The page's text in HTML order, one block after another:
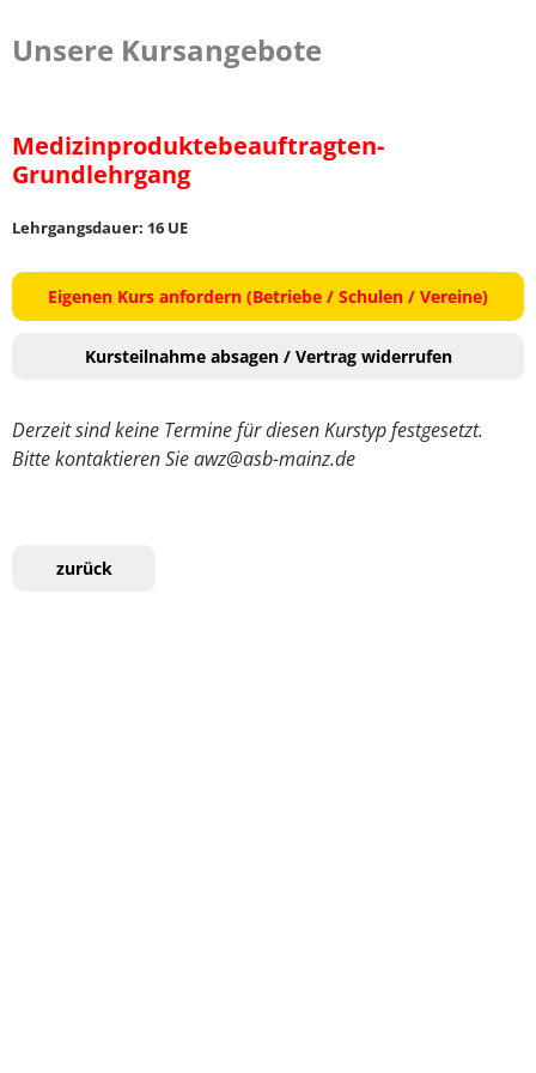
Unsere Kursangebote
Medizinproduktebeauftragten-
Grundlehrgang
Lehrgangsdauer: 16 UE
Eigenen Kurs anfordern (Betriebe / Schulen / Vereine)
Kursteilnahme absagen / Vertrag widerrufen
Derzeit sind keine Termine für diesen Kurstyp festgesetzt.
Bitte kontaktieren Sie awz@asb-mainz.de
zurück